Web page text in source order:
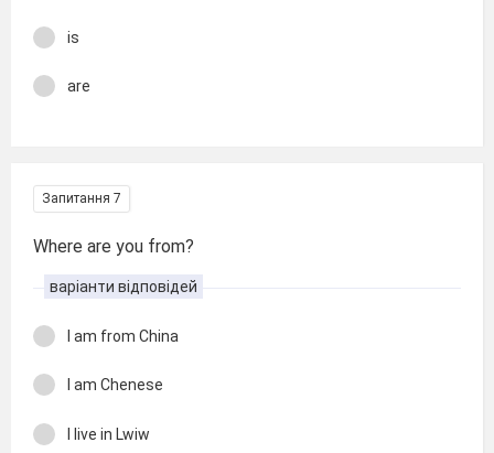
is
are
Запитання 7
Where are you from?
варіанти відповідей
I am from China
I am Chenese
I live in Lwiw